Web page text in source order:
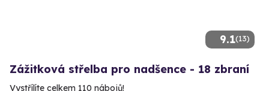
9.1(13)
Zážitková střelba pro nadšence - 18 zbraní
Vystřílíte celkem 110 nábojů!